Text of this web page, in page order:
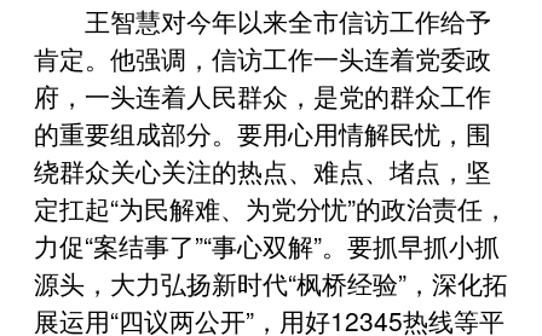
王智慧对今年以来全市信访工作给予
肯定。他强调，信访工作一头连着党委政
府，一头连着人民群众，是党的群众工作
的重要组成部分。要用心用情解民忧，围
绕群众关心关注的热点、难点、堵点，坚
定扛起“为民解难、为党分忧”的政治责任，
力促“案结事了”“事心双解”。要抓早抓小抓
源头，大力弘扬新时代“枫桥经验”，深化拓
展运用“四议两公开”，用好12345热线等平